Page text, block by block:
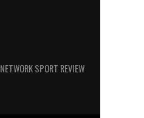
NETWORK SPORT REVIEW